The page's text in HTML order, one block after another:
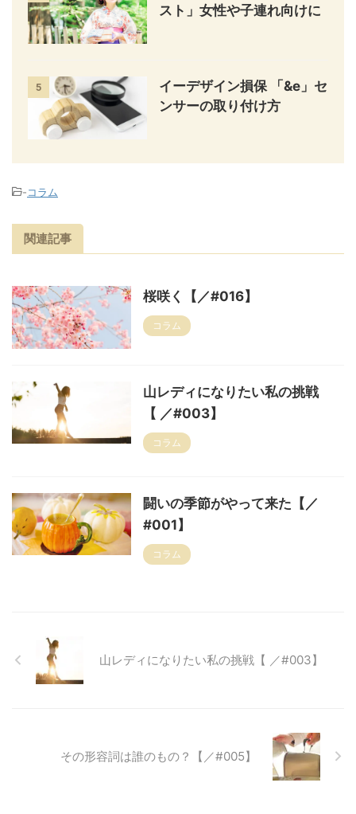
スト」女性や子連れ向けに
5
イーデザイン損保 「&e」セ
ンサーの取り付け方
-コラム
関連記事
桜咲く【／#016】
コラム
山レディになりたい私の挑戦
【 ／#003】
コラム
闘いの季節がやって来た【／
#001】
コラム
山レディになりたい私の挑戦【 ／#003】
その形容詞は誰のもの？【／#005】